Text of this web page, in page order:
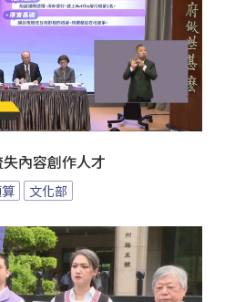
內容創作人才
文化部